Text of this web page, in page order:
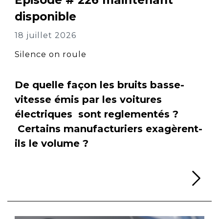
disponible
18 juillet 2026
Silence on roule
De quelle façon les bruits basse-
vitesse émis par les voitures
électriques sont reglementés ?
Certains manufacturiers exagèrent-
ils le volume ?